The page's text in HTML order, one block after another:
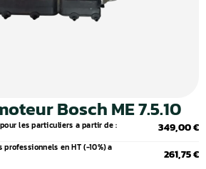
Bosch ME 7.5.10
les particuliers a partir de : 349,00 €
en HT (-10%) a
261,75 €